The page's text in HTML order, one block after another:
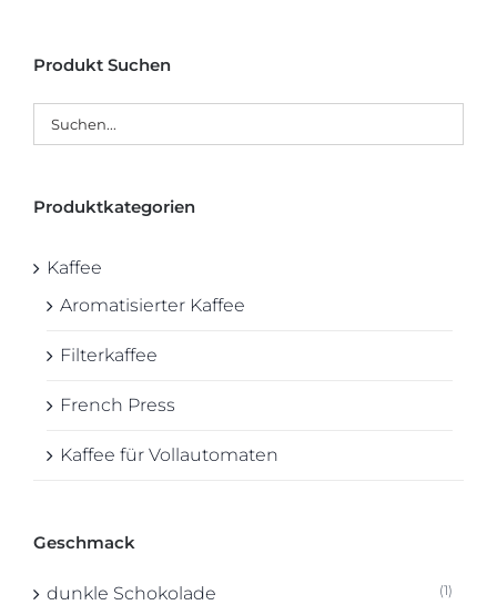
Produkt Suchen
Produktkategorien
Kaffee
Aromatisierter Kaffee
Filterkaffee
French Press
Kaffee für Vollautomaten
Geschmack
dunkle Schokolade (1)